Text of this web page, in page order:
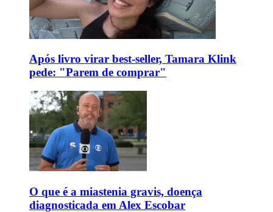
Após livro virar best-seller, Tamara Klink
pede: "Parem de comprar"
O que é a miastenia gravis, doença
diagnosticada em Alex Escobar